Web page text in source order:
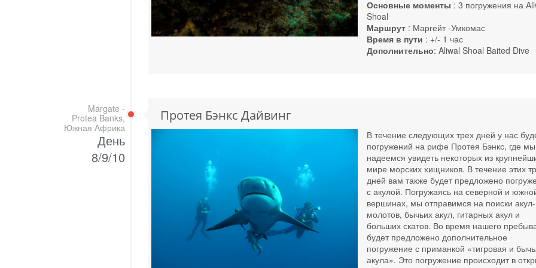
Основные моменты : 3 погружения на
Shoal
Маршрут : Маргейт -Умкомас
Время в пути : +/- 1 час
Дополнительно: Aliwal Shoal Baited Dive
Margate -
Protea Banks,
Южная Африка
День
8/9/10
Протея Бэнкс Дайвинг
В течение следующих трех дней у нас
погружений на рифе Протея Бэнкс, где мы
надеемся увидеть некоторых из
мире морских хищников. В течение этих
дней вам также будет предложено
с акулой. Погружаясь на северной и
вершинах, мы отправимся на поиски акул-
молотов, бычьих акул, гитарных акул и
больших скатов. Во время нашего
будет предложено дополнительное
погружение с приманкой «тигровая и
акула». Это погружение происходит в